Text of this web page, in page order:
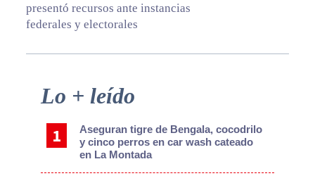
presentó recursos ante instancias
federales y electorales
Primary
Lo + leído
Aseguran tigre de Bengala, cocodrilo
y cinco perros en car wash cateado
en La Montada